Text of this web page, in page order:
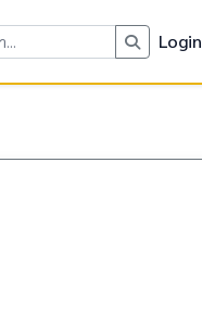
Login